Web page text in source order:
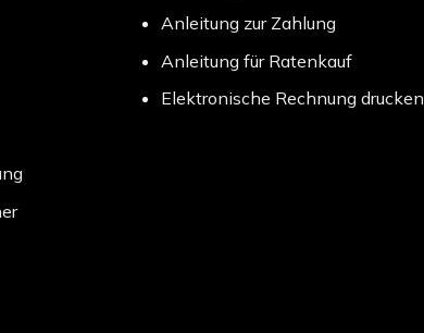
Anleitung zur Zahlung
Anleitung für Ratenkauf
Elektronische Rechnung drucken